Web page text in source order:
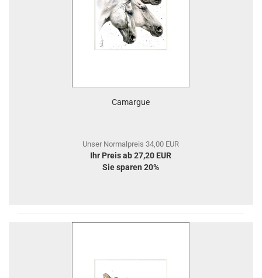
Camargue
Unser Normalpreis 34,00 EUR
Ihr Preis ab 27,20 EUR
Sie sparen 20%